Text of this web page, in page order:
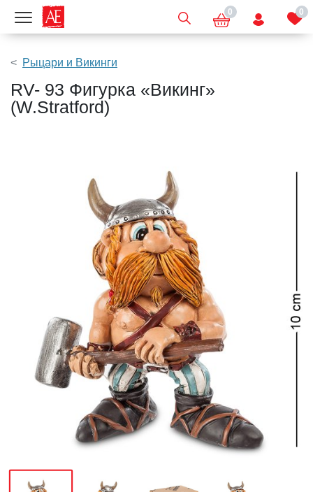
Показать меню 0 0
Рыцари и Викинги
RV- 93 Фигурка «Викинг»
(W.Stratford)